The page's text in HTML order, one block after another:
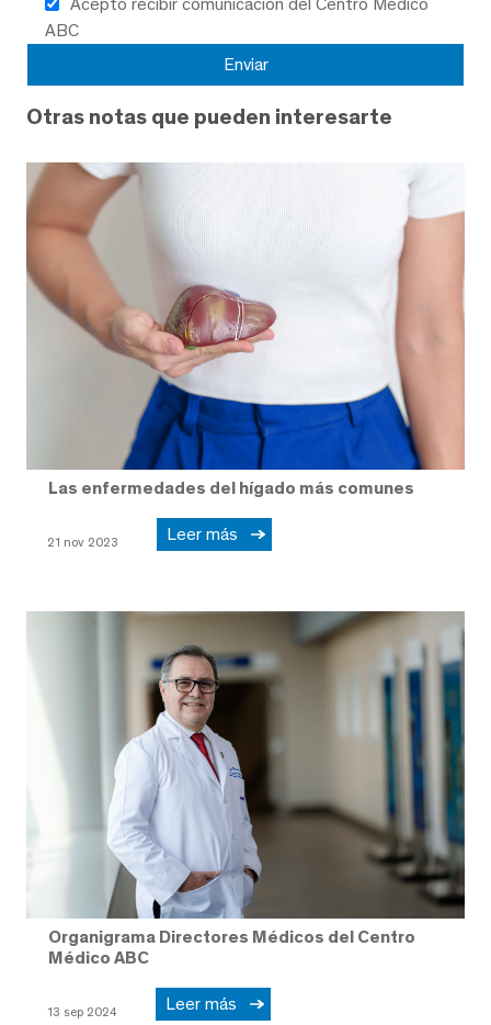
ABC
Otras notas que pueden interesarte
Las enfermedades del hígado más comunes
21 nov 2023 Leer más
Organigrama Directores Médicos del Centro
Médico ABC
13 sep 2024 Leer más